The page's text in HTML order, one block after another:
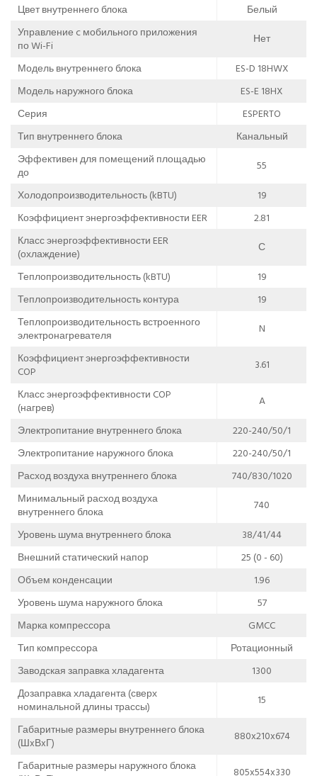
Цвет внутреннего блока
Белый
Управление c мобильного приложения
по Wi-Fi
Нет
Модель внутреннего блока
ES-D 18HWX
Модель наружного блока
ES-E 18HX
Серия
ESPERTO
Тип внутреннего блока
Канальный
Эффективен для помещений площадью
до
55
Холодопроизводительность (kBTU)
19
Коэффициент энергоэффективности EER
2.81
Класс энергоэффективности EER
(охлаждение)
С
Теплопроизводительность (kBTU)
19
Теплопроизводительность контура
19
Теплопроизводительность встроенного
электронагревателя
N
Коэффициент энергоэффективности
COP
3.61
Класс энергоэффективности COP
(нагрев)
A
Электропитание внутреннего блока
220-240/50/1
Электропитание наружного блока
220-240/50/1
Расход воздуха внутреннего блока
740/830/1020
Минимальный расход воздуха
внутреннего блока
740
Уровень шума внутреннего блока
38/41/44
Внешний статический напор
25 (0 - 60)
Объем конденсации
1.96
Уровень шума наружного блока
57
Марка компрессора
GMCC
Тип компрессора
Ротационный
Заводская заправка хладагента
1300
Дозаправка хладагента (сверх
номинальной длины трассы)
15
Габаритные размеры внутреннего блока
(ШxВxГ)
880x210x674
Габаритные размеры наружного блока
805x554x330